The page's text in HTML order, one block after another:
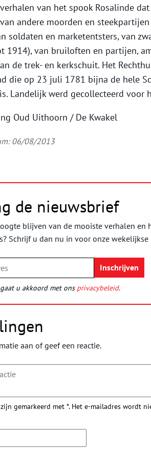
van het spook Rosalinde
andere moorden en
soldaten en marketentsters, van
1914), van bruiloften en partijen,
de trek- en kerkschuit. Het
die op 23 juli 1781 bijna de hele
Landelijk werd gecollecteerd voor
Oud Uithoorn / De Kwakel
06/08/2013
de nieuwsbrief
blijven van de mooiste verhalen en
Schrijf u dan nu in voor onze
u akkoord met ons privacybeleid.
aan of geef een reactie.
gemarkeerd met *. Het e-mailadres wordt